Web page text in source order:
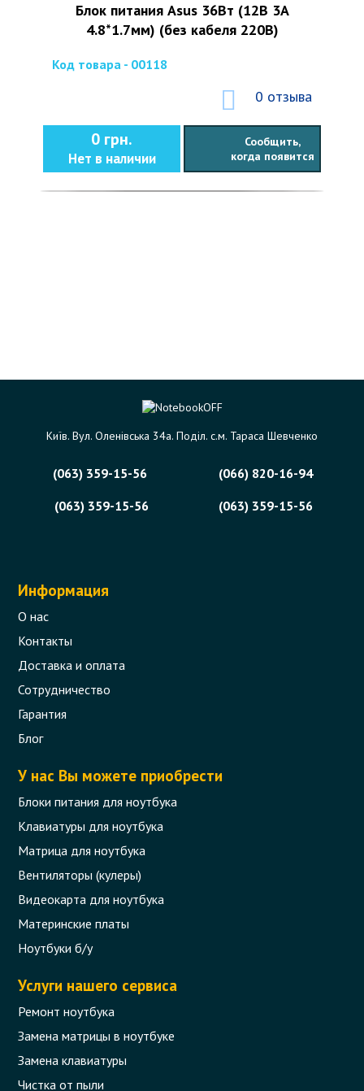
Блок питания Asus 36Вт (12В 3А
4.8*1.7мм) (без кабеля 220В)
Код товара - 00118
0 отзыва
0 грн.
Нет в наличии
Сообщить,
когда появится
Київ. Вул. Оленівська 34а. Поділ. с.м. Тараса Шевченко
(063) 359-15-56
(066) 820-16-94
(063) 359-15-56
(063) 359-15-56
Информация
О нас
Контакты
Доставка и оплата
Сотрудничество
Гарантия
Блог
У нас Вы можете приобрести
Блоки питания для ноутбука
Клавиатуры для ноутбука
Матрица для ноутбука
Вентиляторы (кулеры)
Видеокарта для ноутбука
Материнские платы
Ноутбуки б/у
Услуги нашего сервиса
Ремонт ноутбука
Замена матрицы в ноутбуке
Замена клавиатуры
Чистка от пыли